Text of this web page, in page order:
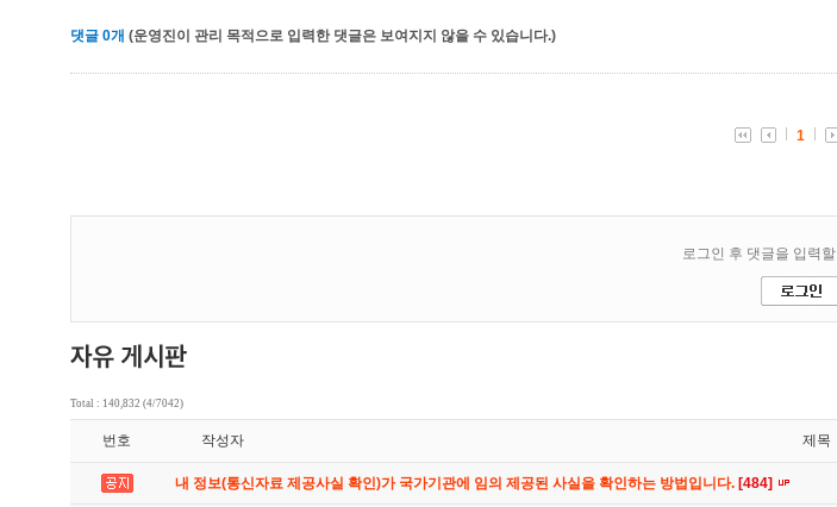
댓글 0개 (운영진이 관리 목적으로 입력한 댓글은 보여지지 않을 수 있습니다.)
Total : 140,832 (4/7042)
번호 작성자 제목
내 정보(통신자료 제공사실 확인)가 국가기관에 임의 제공된 사실을 확인하는 방법입니다. [484]